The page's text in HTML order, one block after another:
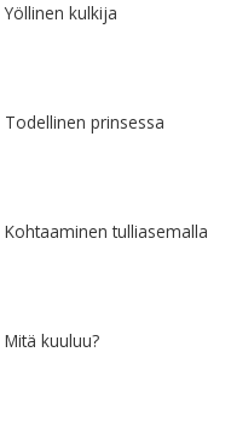
Yöllinen kulkija
Todellinen prinsessa
Kohtaaminen tulliasemalla
Mitä kuuluu?